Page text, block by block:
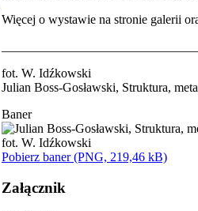
Więcej o wystawie na stronie galerii
fot. W. Idźkowski
Julian Boss-Gosławski, Struktura,
Baner
Pobierz baner (PNG, 219,46 kB)
Załącznik